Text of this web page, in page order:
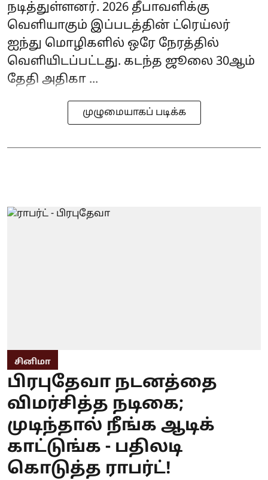
நடித்துள்ளனர். 2026 தீபாவளிக்கு
வெளியாகும் இப்படத்தின் ட்ரெய்லர்
ஐந்து மொழிகளில் ஒரே நேரத்தில்
வெளியிடப்பட்டது. கடந்த ஜூலை 30ஆம்
தேதி அதிகா ...
முழுமையாகப் படிக்க
சினிமா
பிரபுதேவா நடனத்தை
விமர்சித்த நடிகை;
முடிந்தால் நீங்க ஆடிக்
காட்டுங்க - பதிலடி
கொடுத்த ராபர்ட்!